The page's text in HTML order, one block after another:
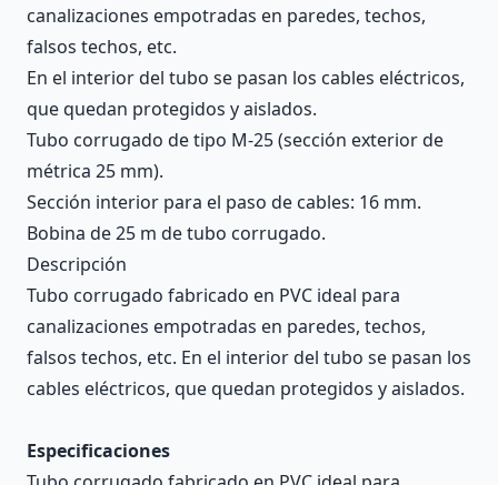
canalizaciones empotradas en paredes, techos,
falsos techos, etc.
En el interior del tubo se pasan los cables eléctricos,
que quedan protegidos y aislados.
Tubo corrugado de tipo M-25 (sección exterior de
métrica 25 mm).
Sección interior para el paso de cables: 16 mm.
Bobina de 25 m de tubo corrugado.
Descripción
Tubo corrugado fabricado en PVC ideal para
canalizaciones empotradas en paredes, techos,
falsos techos, etc. En el interior del tubo se pasan los
cables eléctricos, que quedan protegidos y aislados.
Especificaciones